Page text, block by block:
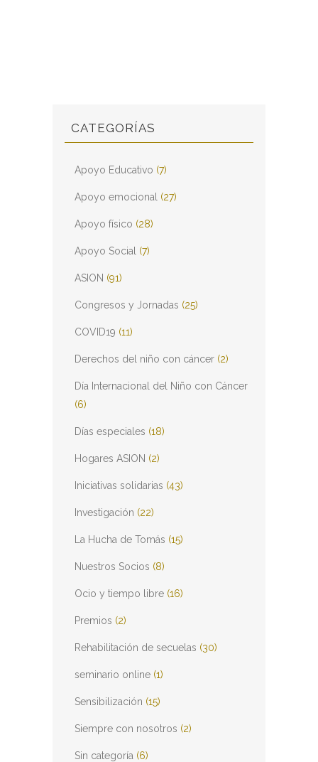
CATEGORÍAS
Apoyo Educativo (7)
Apoyo emocional (27)
Apoyo físico (28)
Apoyo Social (7)
ASION (91)
Congresos y Jornadas (25)
COVID19 (11)
Derechos del niño con cáncer (2)
Día Internacional del Niño con Cáncer
(6)
Días especiales (18)
Hogares ASION (2)
Iniciativas solidarias (43)
Investigación (22)
La Hucha de Tomás (15)
Nuestros Socios (8)
Ocio y tiempo libre (16)
Premios (2)
Rehabilitación de secuelas (30)
seminario online (1)
Sensibilización (15)
Siempre con nosotros (2)
Sin categoría (6)